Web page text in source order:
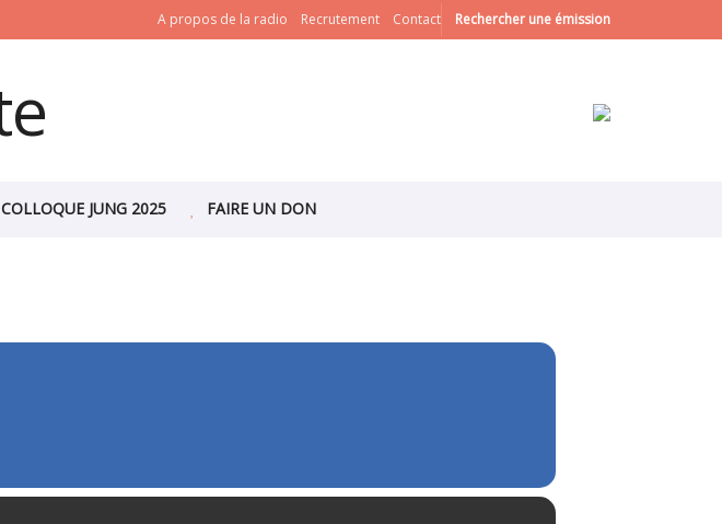
A propos de la radio Recrutement Contact Rechercher une émission
COLLOQUE JUNG 2025 FAIRE UN DON